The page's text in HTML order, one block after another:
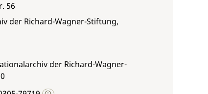
56
der Richard-Wagner-Stiftung,
der Richard-Wagner-